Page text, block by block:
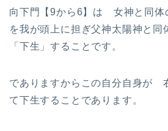
向下門【9から6】は 女神と同体
を我が頭上に担ぎ父神太陽神と同
「下生」することです。
でありますからこの自分自身が
て下生することであります。